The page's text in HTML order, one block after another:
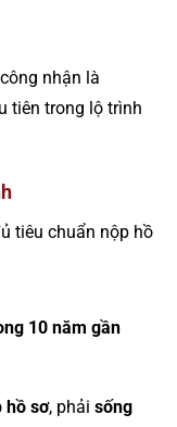
nhận là
tiên trong lộ trình
tiêu chuẩn nộp hồ
10 năm gần
hồ sơ, phải sống